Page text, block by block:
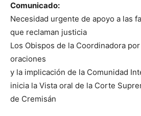
Comunicado:
Necesidad urgente de apoyo a las
que reclaman justicia
Los Obispos de la Coordinadora
oraciones
y la implicación de la Comunidad
inicia la Vista oral de la Corte
de Cremisán